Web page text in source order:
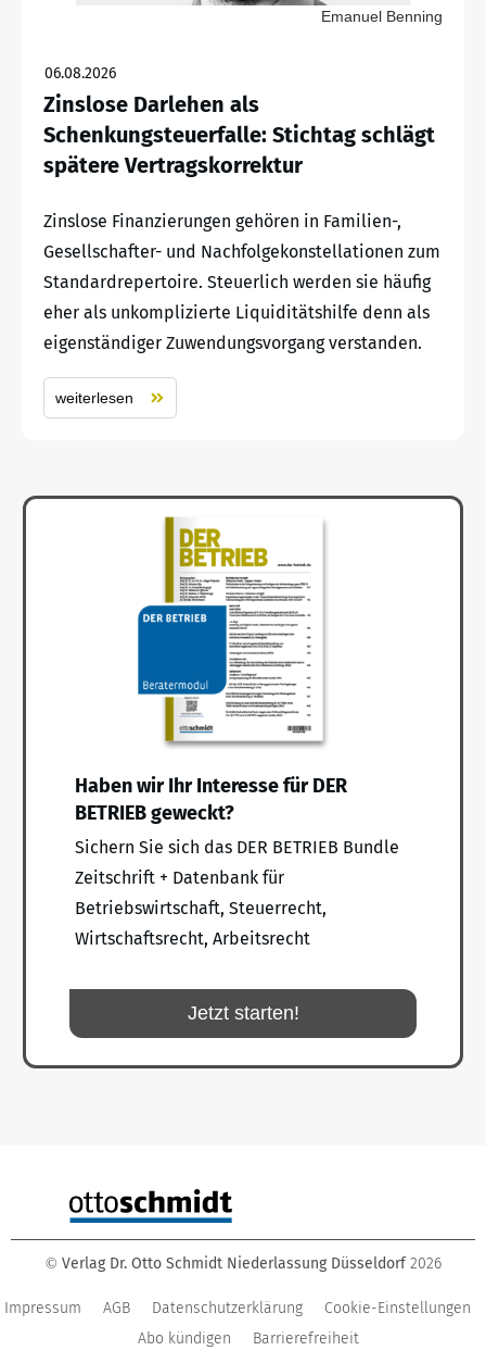
Emanuel Benning
06.08.2026
Zinslose Darlehen als
Schenkungsteuerfalle: Stichtag schlägt
spätere Vertragskorrektur
Zinslose Finanzierungen gehören in Familien-,
Gesellschafter- und Nachfolgekonstellationen zum
Standardrepertoire. Steuerlich werden sie häufig
eher als unkomplizierte Liquiditätshilfe denn als
eigenständiger Zuwendungsvorgang verstanden.
weiterlesen
Haben wir Ihr Interesse für DER
BETRIEB geweckt?
Sichern Sie sich das DER BETRIEB Bundle
Zeitschrift + Datenbank für
Betriebswirtschaft, Steuerrecht,
Wirtschaftsrecht, Arbeitsrecht
Jetzt starten!
© Verlag Dr. Otto Schmidt Niederlassung Düsseldorf 2026
Impressum AGB Datenschutzerklärung
Cookie-Einstellungen
Abo kündigen
Barrierefreiheit